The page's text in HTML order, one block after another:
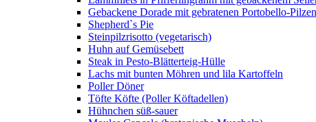
Gebackene Dorade mit gebratenen Portobello-
Shepherd`s Pie
Steinpilzrisotto (vegetarisch)
Huhn auf Gemüsebett
Steak in Pesto-Blätterteig-Hülle
Lachs mit bunten Möhren und lila Kartoffeln
Poller Döner
Töfte Köfte (Poller Köftadellen)
Hühnchen süß-sauer